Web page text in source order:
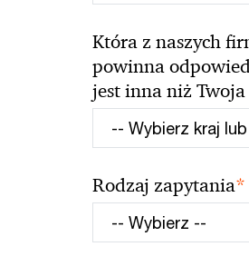
Która z naszych
powinna
jest inna niż
Rodzaj zapytania*